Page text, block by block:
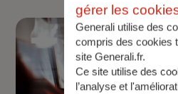
gérer les
Generali utilise des
compris des cookies
site Generali.fr.
Ce site utilise des
l’analyse et